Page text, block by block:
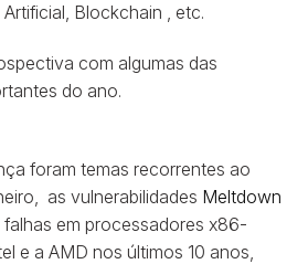
Blockchain , etc.
com algumas das
do ano.
foram temas recorrentes ao
as vulnerabilidades Meltdown
falhas em processadores x86-
e a AMD nos últimos 10 anos,